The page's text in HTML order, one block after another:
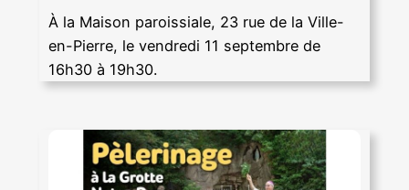
À la Maison paroissiale, 23 rue de la Ville-
en-Pierre, le vendredi 11 septembre de
16h30 à 19h30.